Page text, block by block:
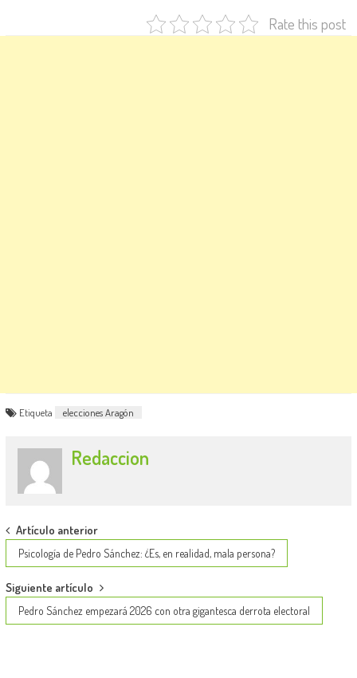
Rate this post
Etiqueta elecciones Aragón
Redaccion
Post
navigation
Artículo anterior
Psicología de Pedro Sánchez: ¿Es, en realidad, mala persona?
Siguiente artículo
Pedro Sánchez empezará 2026 con otra gigantesca derrota electoral